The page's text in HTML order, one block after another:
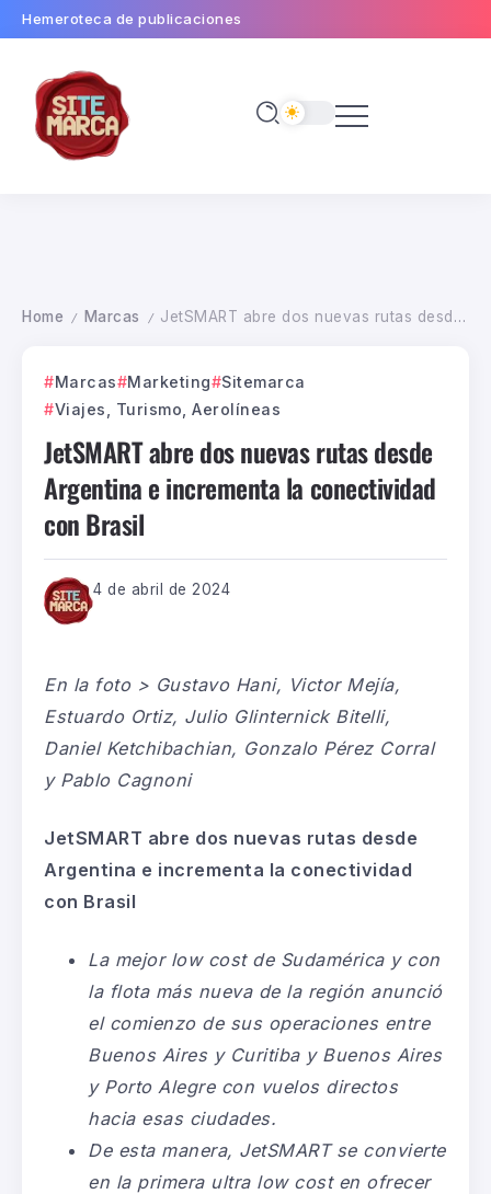
Hemeroteca de publicaciones
Home / Marcas / JetSMART abre dos nuevas rutas desde Argentina e incrementa la conectividad con Brasil
Marcas Marketing
Sitemarca
Viajes, Turismo, Aerolíneas
JetSMART abre dos nuevas rutas desde
Argentina e incrementa la conectividad
con Brasil
4 de abril de 2024
En la foto > Gustavo Hani, Victor Mejía,
Estuardo Ortiz, Julio Glinternick Bitelli,
Daniel Ketchibachian, Gonzalo Pérez Corral
y Pablo Cagnoni
JetSMART abre dos nuevas rutas desde
Argentina e incrementa la conectividad
con Brasil
La mejor low cost de Sudamérica y con
la flota más nueva de la región anunció
el comienzo de sus operaciones entre
Buenos Aires y Curitiba y Buenos Aires
y Porto Alegre con vuelos directos
hacia esas ciudades.
De esta manera, JetSMART se convierte
en la primera ultra low cost en ofrecer